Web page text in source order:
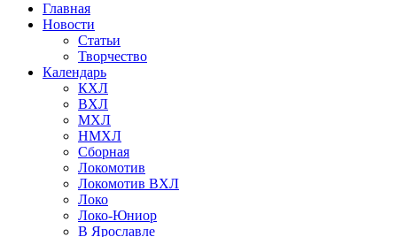
Главная
Новости
Статьи
Творчество
Календарь
КХЛ
ВХЛ
МХЛ
НМХЛ
Сборная
Локомотив
Локомотив ВХЛ
Локо
Локо-Юниор
В Ярославле